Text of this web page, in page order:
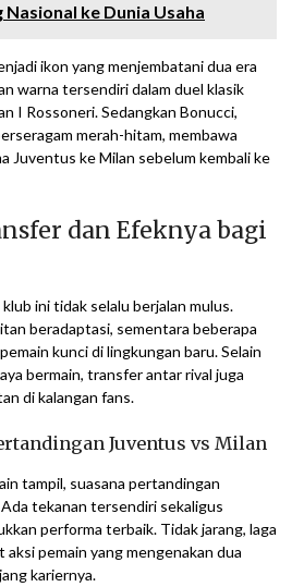
ke Dunia Usaha
ikon yang menjembatani dua era
warna tersendiri dalam duel klasik
I Rossoneri. Sedangkan Bonucci,
merah-hitam, membawa
Juventus ke Milan sebelum kembali ke
dan Efeknya bagi
ini tidak selalu berjalan mulus.
beradaptasi, sementara beberapa
kunci di lingkungan baru. Selain
bermain, transfer antar rival juga
di kalangan fans.
Juventus vs Milan
tampil, suasana pertandingan
tekanan tersendiri sekaligus
performa terbaik. Tidak jarang, laga
pemain yang mengenakan dua
kariernya.